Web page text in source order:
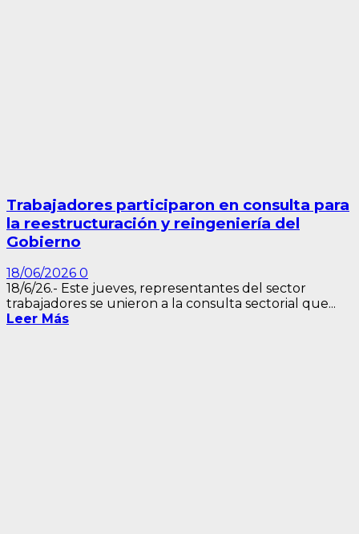
Trabajadores participaron en consulta para
la reestructuración y reingeniería del
Gobierno
18/06/2026 0
18/6/26.- Este jueves, representantes del sector
trabajadores se unieron a la consulta sectorial que...
Leer Más